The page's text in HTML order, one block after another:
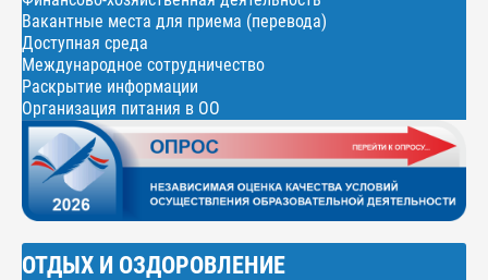
Вакантные места для приема (перевода)
Доступная среда
Международное сотрудничество
Раскрытие информации
Организация питания в ОО
ОТДЫХ И ОЗДОРОВЛЕНИЕ